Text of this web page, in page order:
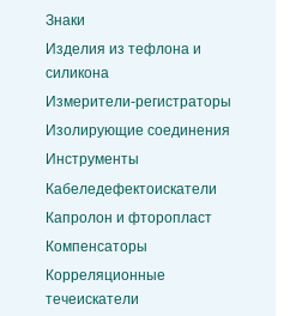
Знаки
Изделия из тефлона и
силикона
Измерители-регистраторы
Изолирующие соединения
Инструменты
Кабеледефектоискатели
Капролон и фторопласт
Компенсаторы
Корреляционные
течеискатели